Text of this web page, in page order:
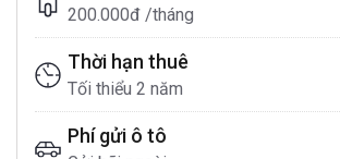
200.000đ /tháng
Thời hạn thuê
Tối thiểu 2 năm
Phí gửi ô tô